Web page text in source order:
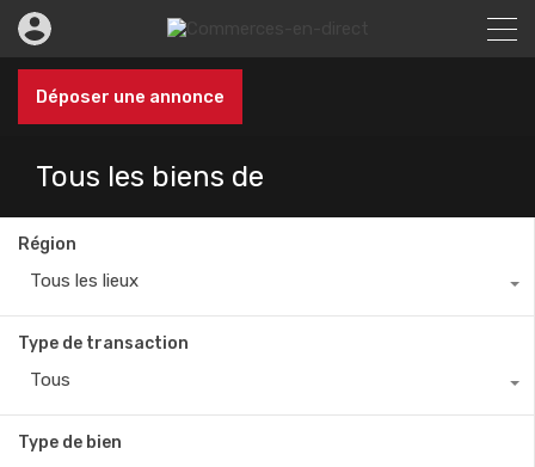
Déposer une annonce
Tous les biens de
Région
Tous les lieux
Type de transaction
Tous
Type de bien